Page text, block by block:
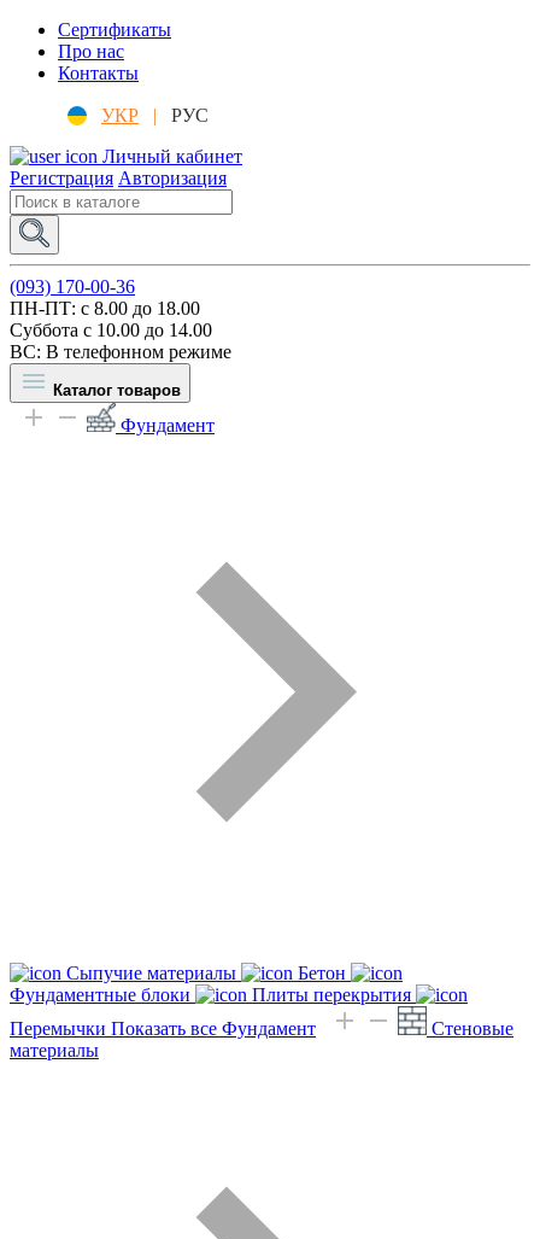
Сертификаты
Про нас
Контакты
УКР |
РУС
Личный кабинет
Регистрация Авторизация
(093) 170-00-36
ПН-ПТ: c 8.00 до 18.00
Суббота с 10.00 до 14.00
ВС: В телефонном режиме
Каталог товаров
Фундамент
Сыпучие материалы
Бетон
Фундаментные блоки
Плиты перекрытия
Перемычки Показать все Фундамент
Стеновые
материалы